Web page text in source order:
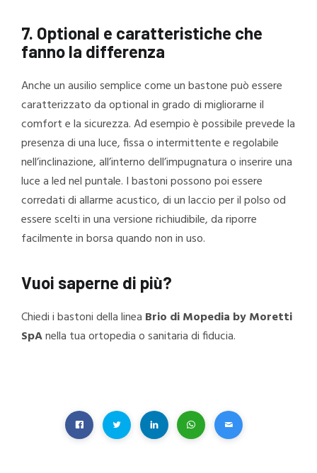
7. Optional e caratteristiche che
fanno la differenza
Anche un ausilio semplice come un bastone può essere
caratterizzato da optional in grado di migliorarne il
comfort e la sicurezza. Ad esempio è possibile prevede la
presenza di una luce, fissa o intermittente e regolabile
nell’inclinazione, all’interno dell’impugnatura o inserire una
luce a led nel puntale. I bastoni possono poi essere
corredati di allarme acustico, di un laccio per il polso od
essere scelti in una versione richiudibile, da riporre
facilmente in borsa quando non in uso.
Vuoi saperne di più?
Chiedi i bastoni della linea Brio di Mopedia by Moretti
SpAnella tua ortopedia o sanitaria di fiducia.